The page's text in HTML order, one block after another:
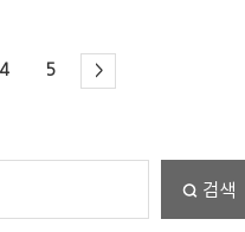
4 5 >
검색